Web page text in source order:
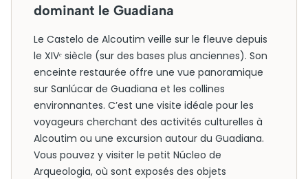
dominant le Guadiana
Le Castelo de Alcoutim veille sur le fleuve depuis
le XIVᵉ siècle (sur des bases plus anciennes). Son
enceinte restaurée offre une vue panoramique
sur Sanlúcar de Guadiana et les collines
environnantes. C’est une visite idéale pour les
voyageurs cherchant des activités culturelles à
Alcoutim ou une excursion autour du Guadiana.
Vous pouvez y visiter le petit Núcleo de
Arqueologia, où sont exposés des objets